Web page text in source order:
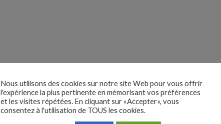
Nous utilisons des cookies sur notre site Web pour vous offrir
l'expérience la plus pertinente en mémorisant vos préférences
et les visites répétées. En cliquant sur «Accepter», vous
consentez à l'utilisation de TOUS les cookies.